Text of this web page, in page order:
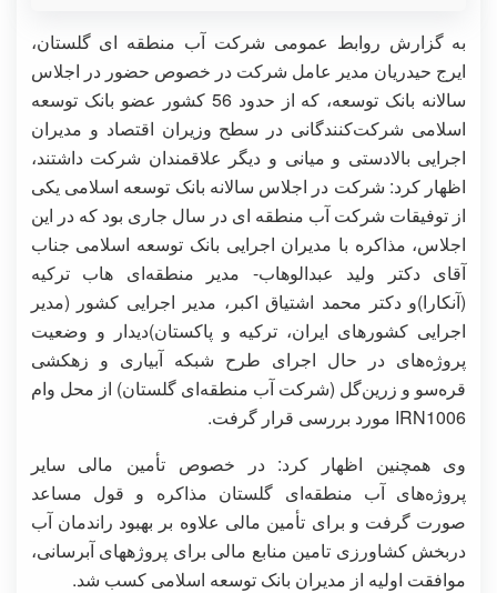
به گزارش روابط عمومی شرکت آب منطقه ای گلستان،
ایرج حیدریان مدیر عامل شرکت در خصوص حضور در اجلاس
سالانه بانک توسعه، که از حدود 56 کشور عضو بانک توسعه
اسلامی شرکت‌کنندگانی در سطح وزیران اقتصاد و مدیران
اجرایی بالادستی و میانی و دیگر علاقمندان شرکت داشتند،
اظهار کرد: شرکت در اجلاس سالانه بانک توسعه اسلامی یکی
از توفیقات شرکت آب منطقه ای در سال جاری بود که در این
اجلاس، مذاکره با مدیران اجرایی بانک توسعه اسلامی جناب
آقای دکتر ولید عبدالوهاب- مدیر منطقه‌ای هاب ترکیه
(آنکارا)و دکتر محمد اشتیاق اکبر، مدیر اجرایی کشور (مدیر
اجرایی کشورهای ایران، ترکیه و پاکستان)دیدار و وضعیت
پروژه‌های در حال اجرای طرح شبکه آبیاری و زهکشی
قره‌سو و زرین‌گل (شرکت آب منطقه‌ای گلستان) از محل وام
IRN1006 مورد بررسی قرار گرفت.
وی همچنین اظهار کرد: در خصوص تأمین مالی سایر
پروژه‌های آب منطقه‌ای گلستان مذاکره و قول مساعد
صورت گرفت و برای تأمین مالی علاوه بر بهبود راندمان آب
دربخش کشاورزی تامین منابع مالی برای پروژههای آبرسانی،
موافقت اولیه از مدیران بانک توسعه اسلامی کسب شد.